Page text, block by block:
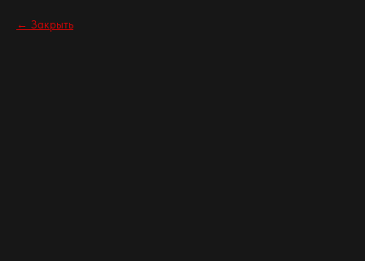
Закрыть